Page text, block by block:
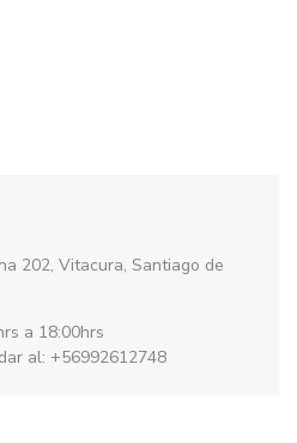
202, Vitacura, Santiago de
a 18:00hrs
al: +56992612748